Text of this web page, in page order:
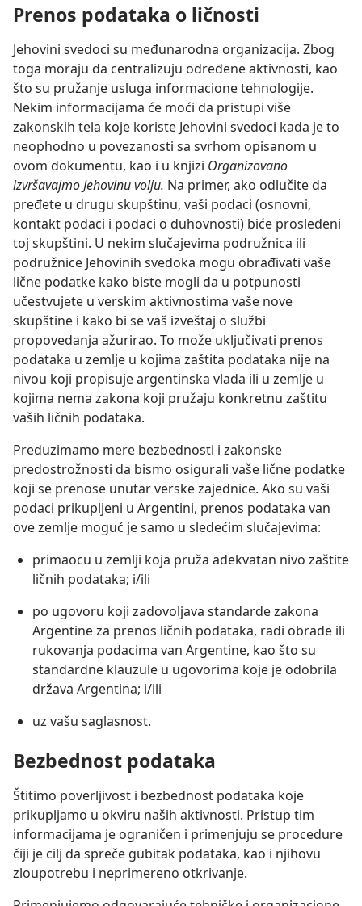
Prenos podataka o ličnosti
Jehovini svedoci su međunarodna organizacija. Zbog
toga moraju da centralizuju određene aktivnosti, kao
što su pružanje usluga informacione tehnologije.
Nekim informacijama će moći da pristupi više
zakonskih tela koje koriste Jehovini svedoci kada je to
neophodno u povezanosti sa svrhom opisanom u
ovom dokumentu, kao i u knjizi Organizovano
izvršavajmo Jehovinu volju. Na primer, ako odlučite da
pređete u drugu skupštinu, vaši podaci (osnovni,
kontakt podaci i podaci o duhovnosti) biće prosleđeni
toj skupštini. U nekim slučajevima podružnica ili
podružnice Jehovinih svedoka mogu obrađivati vaše
lične podatke kako biste mogli da u potpunosti
učestvujete u verskim aktivnostima vaše nove
skupštine i kako bi se vaš izveštaj o službi
propovedanja ažurirao. To može uključivati prenos
podataka u zemlje u kojima zaštita podataka nije na
nivou koji propisuje argentinska vlada ili u zemlje u
kojima nema zakona koji pružaju konkretnu zaštitu
vaših ličnih podataka.
Preduzimamo mere bezbednosti i zakonske
predostrožnosti da bismo osigurali vaše lične podatke
koji se prenose unutar verske zajednice. Ako su vaši
podaci prikupljeni u Argentini, prenos podataka van
ove zemlje moguć je samo u sledećim slučajevima:
primaocu u zemlji koja pruža adekvatan nivo zaštite
ličnih podataka; i/ili
po ugovoru koji zadovoljava standarde zakona
Argentine za prenos ličnih podataka, radi obrade ili
rukovanja podacima van Argentine, kao što su
standardne klauzule u ugovorima koje je odobrila
država Argentina; i/ili
uz vašu saglasnost.
Bezbednost podataka
Štitimo poverljivost i bezbednost podataka koje
prikupljamo u okviru naših aktivnosti. Pristup tim
informacijama je ograničen i primenjuju se procedure
čiji je cilj da spreče gubitak podataka, kao i njihovu
zloupotrebu i neprimereno otkrivanje.